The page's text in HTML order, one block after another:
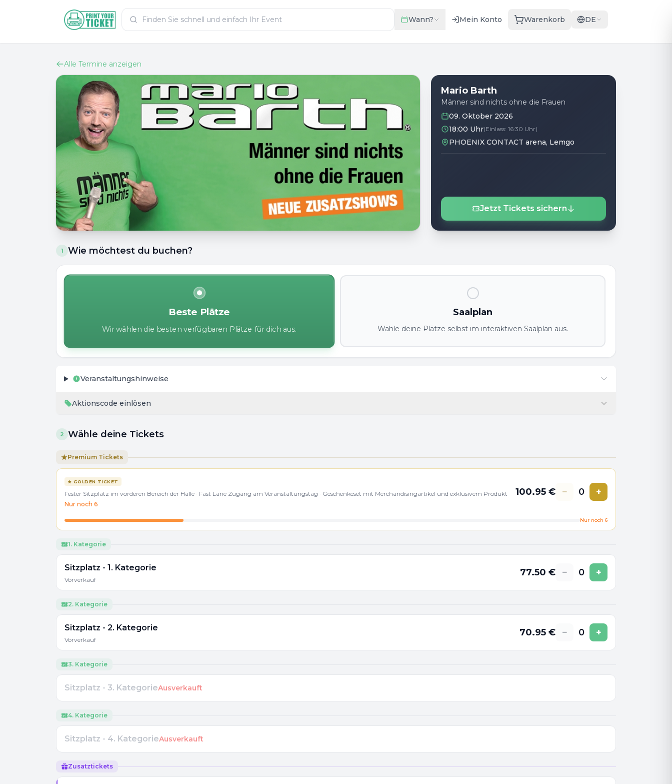
Zum HauptinhaltPrintYourTicket
Wann? Mein Konto Warenkorb DE
Alle Termine anzeigen
Mario Barth
Männer sind nichts ohne die Frauen
09. Oktober 2026
18:00 Uhr(Einlass:16:30 Uhr)
PHOENIX CONTACT arena, Lemgo
Jetzt Tickets sichern
1 Wie möchtest du buchen?
Beste Plätze
Wir wählen die besten verfügbaren Plätze für dich aus.
Saalplan
Wähle deine Plätze selbst im interaktiven Saalplan aus.
Veranstaltungshinweise
Aktionscode einlösen
2 Wähle deine Tickets
★Premium Tickets
★ GOLDEN TICKET
Fester Sitzplatz im vorderen Bereich der Halle · Fast Lane Zugang am Veranstaltungstag · Geschenkeset mit Merchandisingartikel und exklusivem Produkt
Nur noch 6
100.95 € − 0 +
Nur noch 6
1. Kategorie
Sitzplatz - 1. Kategorie
Vorverkauf
77.50 € − 0 +
2. Kategorie
Sitzplatz - 2. Kategorie
Vorverkauf
70.95 € − 0 +
3. Kategorie
Sitzplatz - 3. KategorieAusverkauft
4. Kategorie
Sitzplatz - 4. KategorieAusverkauft
Zusatztickets